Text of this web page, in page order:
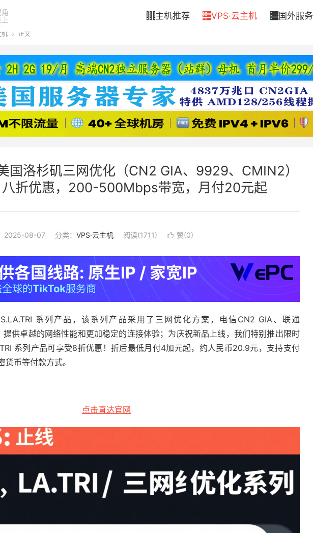
主机推荐 VPS·云主机 国外服
机  正文
国洛杉矶三网优化（CN2 GIA、9929、CMIN2）
八折优惠，200-500Mbps带宽，月付20元起
2025-08-07 分类： VPS·云主机 阅读(1711)  赞(0)
系列产品，该系列产品采用了三网优化方案，电信CN2 GIA、联通
供卓越的网络性能和更加稳定的连接体验；为庆祝新品上线，我们特别推出限时
系列产品可享受8折优惠！折后最低月付4加元起，约人民币20.9元， 支持支付
币等付款方式。
点击直达官网